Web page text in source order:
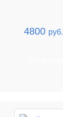
4800 руб.